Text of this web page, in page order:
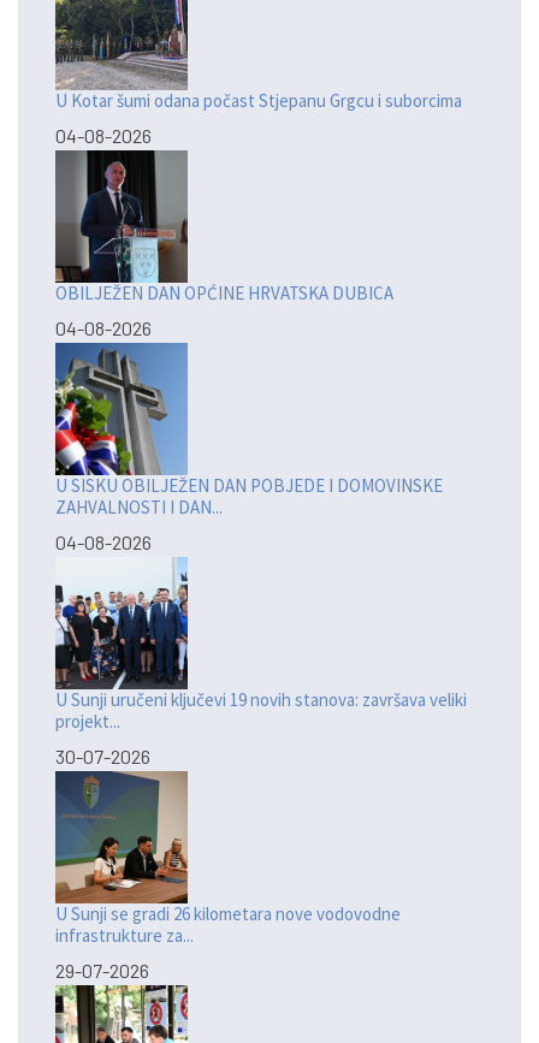
U Kotar šumi odana počast Stjepanu Grgcu i suborcima
04-08-2026
OBILJEŽEN DAN OPĆINE HRVATSKA DUBICA
04-08-2026
U SISKU OBILJEŽEN DAN POBJEDE I DOMOVINSKE
ZAHVALNOSTI I DAN...
04-08-2026
U Sunji uručeni ključevi 19 novih stanova: završava veliki
projekt...
30-07-2026
U Sunji se gradi 26 kilometara nove vodovodne
infrastrukture za...
29-07-2026